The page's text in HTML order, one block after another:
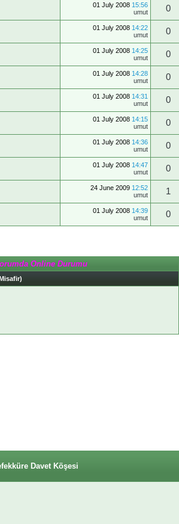
01 July 2008 15:56
umut
0
01 July 2008 14:22
umut
0
01 July 2008 14:25
umut
0
01 July 2008 14:28
umut
0
01 July 2008 14:31
umut
0
01 July 2008 14:15
umut
0
01 July 2008 14:36
umut
0
01 July 2008 14:47
umut
0
24 June 2009 12:52
umut
1
01 July 2008 14:39
umut
0
Online Durumu
Davet Köşesi